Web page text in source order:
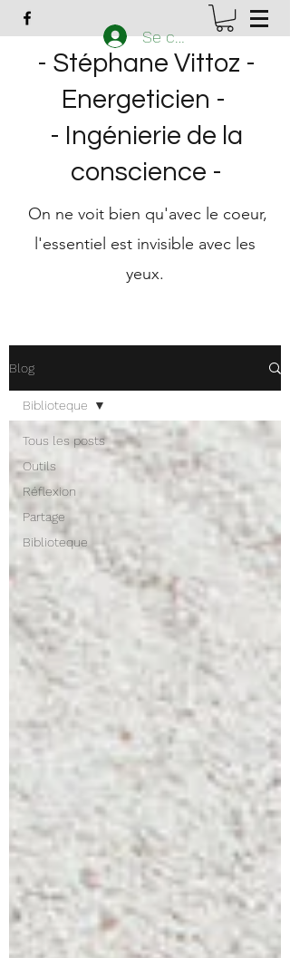
- Stéphane Vittoz -
Energeticien -
- Ingénierie de la
conscience -
On ne voit bien qu'avec le coeur,
l'essentiel est invisible avec les
yeux.
Se connecter
Blog
Tous les posts
Outils
Réflexion
Partage
Biblioteque
Biblioteque